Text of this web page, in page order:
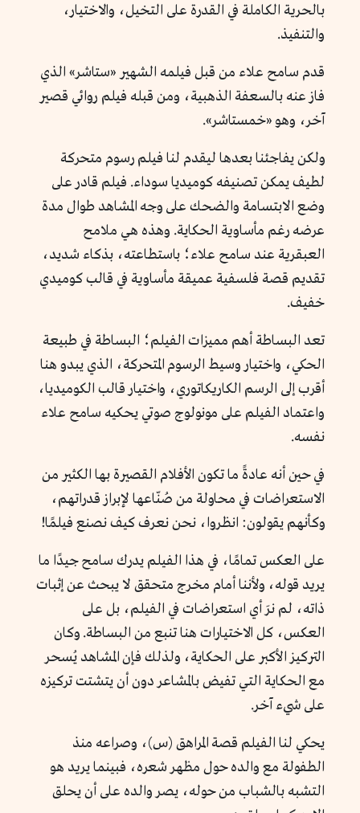
بالحرية الكاملة في القدرة على التخيل، والاختيار،
والتنفيذ.
قدم سامح علاء من قبل فيلمه الشهير «ستاشر» الذي
فاز عنه بالسعفة الذهبية، ومن قبله فيلم روائي قصير
آخر، وهو «خمستاشر».
ولكن يفاجئنا بعدها ليقدم لنا فيلم رسوم متحركة
لطيف يمكن تصنيفه كوميديا سوداء. فيلم قادر على
وضع الابتسامة والضحك على وجه المشاهد طوال مدة
عرضه رغم مأساوية الحكاية. وهذه هي ملامح
العبقرية عند سامح علاء؛ باستطاعته، بذكاء شديد،
تقديم قصة فلسفية عميقة مأساوية في قالب كوميدي
خفيف.
تعد البساطة أهم مميزات الفيلم؛ البساطة في طبيعة
الحكي، واختيار وسيط الرسوم المتحركة، الذي يبدو هنا
أقرب إلى الرسم الكاريكاتوري، واختيار قالب الكوميديا،
واعتماد الفيلم على مونولوج صوتي يحكيه سامح علاء
نفسه.
في حين أنه عادةً ما تكون الأفلام القصيرة بها الكثير من
الاستعراضات في محاولة من صُنّاعها لإبراز قدراتهم،
وكأنهم يقولون: انظروا، نحن نعرف كيف نصنع فيلمًا!
على العكس تمامًا، في هذا الفيلم يدرك سامح جيدًا ما
يريد قوله، ولأننا أمام مخرج متحقق لا يبحث عن إثبات
ذاته، لم نرَ أي استعراضات في الفيلم، بل على
العكس، كل الاختيارات هنا تنبع من البساطة. وكان
التركيز الأكبر على الحكاية، ولذلك فإن المشاهد يُسحر
مع الحكاية التي تفيض بالمشاعر دون أن يتشتت تركيزه
على شيء آخر.
يحكي لنا الفيلم قصة المراهق (س)، وصراعه منذ
الطفولة مع والده حول مظهر شعره، فبينما يريد هو
التشبه بالشباب من حوله، يصر والده على أن يحلق